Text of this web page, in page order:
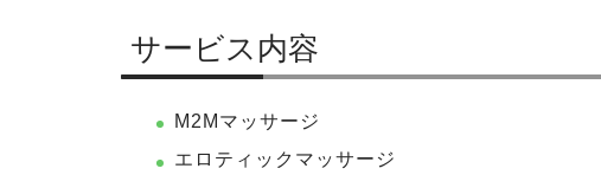
サービス内容
M2Mマッサージ
エロティックマッサージ